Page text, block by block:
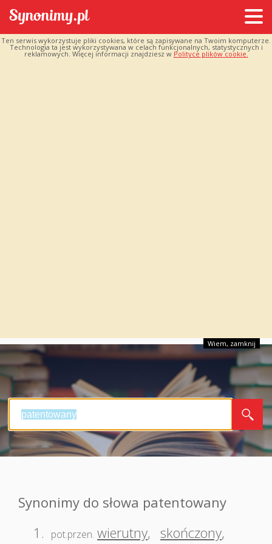
Ten serwis wykorzystuje pliki cookies, które są zapisywane na Twoim komputerze.
Technologia ta jest wykorzystywana w celach funkcjonalnych, statystycznych i
reklamowych. Więcej informacji znajdziesz w Polityce plików cookie.
Wiem, zamknij
Synonimy do słowa patentowany
1.
pot.przen. wierutny, skończony,